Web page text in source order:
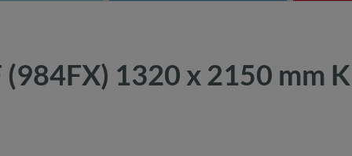
1320 x 2150 mm